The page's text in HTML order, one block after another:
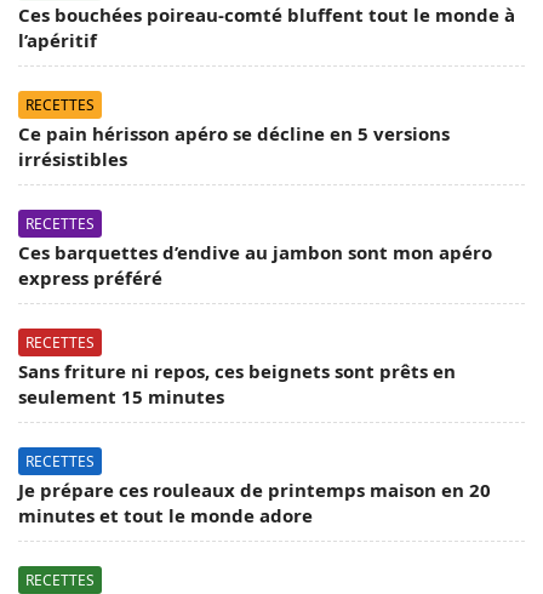
Ces bouchées poireau-comté bluffent tout le monde à
l’apéritif
RECETTES
Ce pain hérisson apéro se décline en 5 versions
irrésistibles
RECETTES
Ces barquettes d’endive au jambon sont mon apéro
express préféré
RECETTES
Sans friture ni repos, ces beignets sont prêts en
seulement 15 minutes
RECETTES
Je prépare ces rouleaux de printemps maison en 20
minutes et tout le monde adore
RECETTES